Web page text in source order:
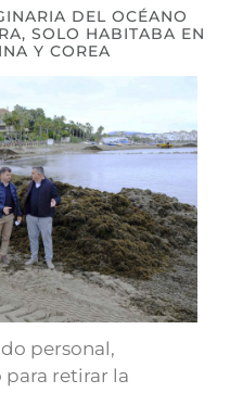
DEL OCÉANO
SOLO HABITABA EN
Y COREA
personal,
retirar la